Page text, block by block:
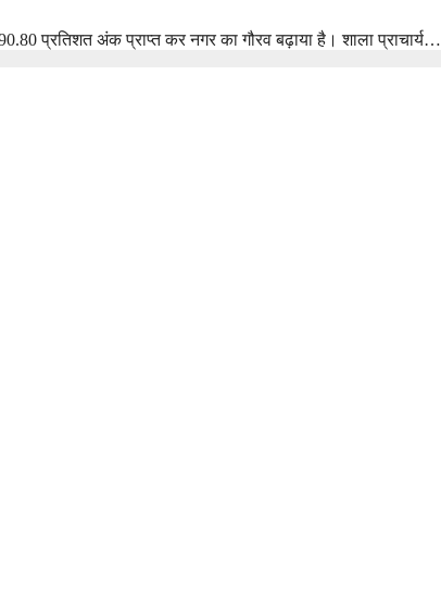
प्रतिशत अंक प्राप्त कर नगर का गौरव बढ़ाया है। शाला प्राचार्य…